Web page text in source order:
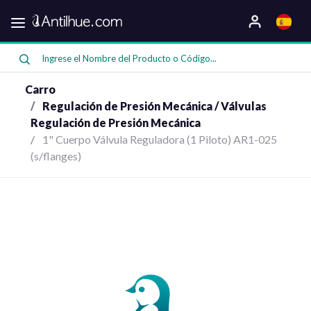
Categorias
Carro
Regulación de Presión Mecánica / Válvulas
Regulación de Presión Mecánica
1" Cuerpo Válvula Reguladora (1 Piloto) AR1-025
(s/flanges)
Oferta
Compresores